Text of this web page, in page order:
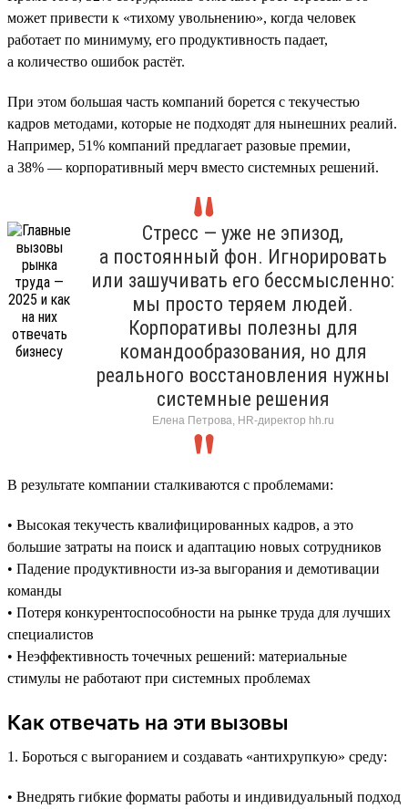
может привести к «тихому увольнению», когда человек
работает по минимуму, его продуктивность падает,
а количество ошибок растёт.
При этом большая часть компаний борется с текучестью
кадров методами, которые не подходят для нынешних реалий.
Например, 51% компаний предлагает разовые премии,
а 38% — корпоративный мерч вместо системных решений.
Стресс — уже не эпизод,
а постоянный фон. Игнорировать
или зашучивать его бессмысленно:
мы просто теряем людей.
Корпоративы полезны для
командообразования, но для
реального восстановления нужны
системные решения
Елена Петрова, HR-директор hh.ru
В результате компании сталкиваются с проблемами:
• Высокая текучесть квалифицированных кадров, а это
большие затраты на поиск и адаптацию новых сотрудников
• Падение продуктивности из-за выгорания и демотивации
команды
• Потеря конкурентоспособности на рынке труда для лучших
специалистов
• Неэффективность точечных решений: материальные
стимулы не работают при системных проблемах
Как отвечать на эти вызовы
1. Бороться с выгоранием и создавать «антихрупкую» среду:
• Внедрять гибкие форматы работы и индивидуальный подход